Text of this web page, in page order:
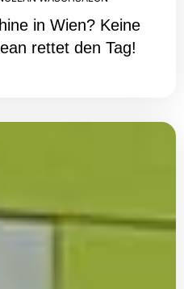
in Wien? Keine
rettet den Tag!